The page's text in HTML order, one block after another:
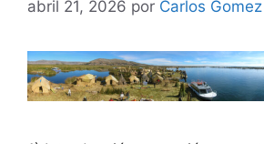
abril 21, 2026 por Carlos Gomez